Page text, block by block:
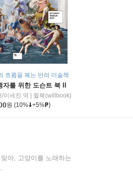
흐름을 꿰는 반려 미술책
자를 위한 도슨트 북 II
이세진 역
윌북(willbook)
원 (10% +5% )
아, 고양이를 노래하는